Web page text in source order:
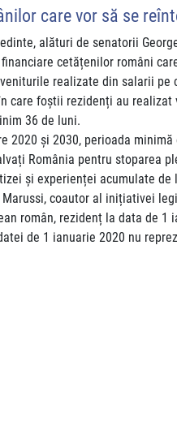
care vor să se
alături de senatorii
cetățenilor români
realizate din salarii pe
foștii rezidenți au
36 de luni.
2020 și 2030, perioada
România pentru stoparea
și experienței acumulate
Marussi, coautor al inițiativei
român, rezidenț la data de
de 1 ianuarie 2020 nu